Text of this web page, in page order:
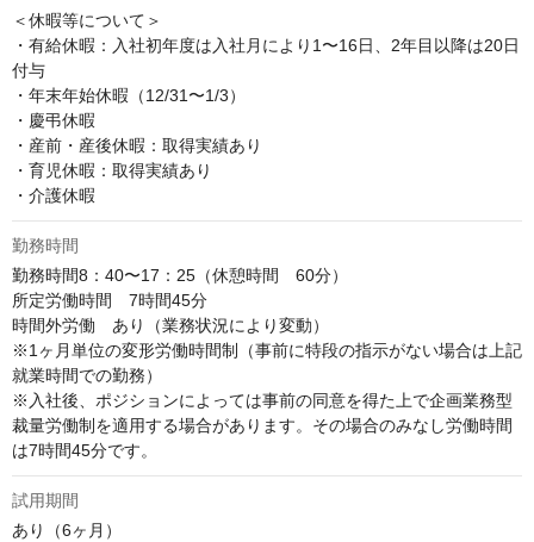
＜休暇等について＞
・有給休暇：入社初年度は入社月により1〜16日、2年目以降は20日
付与
・年末年始休暇（12/31〜1/3）
・慶弔休暇
・産前・産後休暇：取得実績あり
・育児休暇：取得実績あり
・介護休暇
勤務時間
勤務時間8：40〜17：25（休憩時間　60分）
所定労働時間　7時間45分
時間外労働　あり（業務状況により変動）
※1ヶ月単位の変形労働時間制（事前に特段の指示がない場合は上記
就業時間での勤務）
※入社後、ポジションによっては事前の同意を得た上で企画業務型
裁量労働制を適用する場合があります。その場合のみなし労働時間
は7時間45分です。
試用期間
あり（6ヶ月）